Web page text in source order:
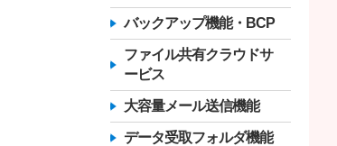
バックアップ機能・BCP
ファイル共有クラウドサ
ービス
大容量メール送信機能
データ受取フォルダ機能